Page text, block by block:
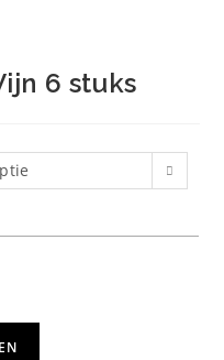
6 stuks